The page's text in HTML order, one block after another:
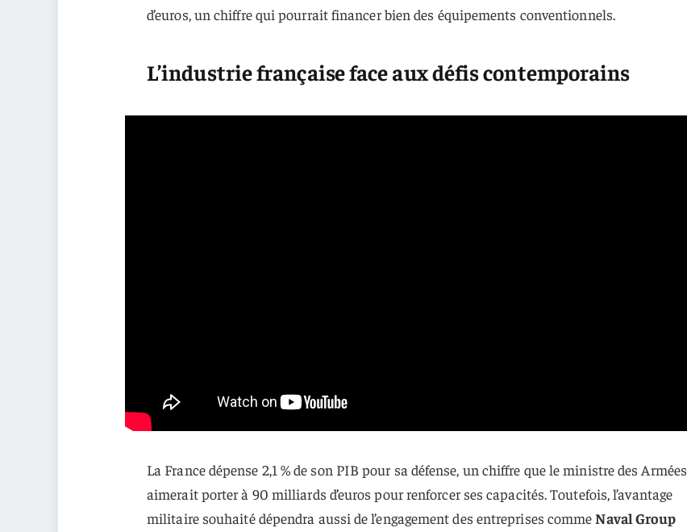
d’euros, un chiffre qui pourrait financer bien des équipements conventionnels.
L’industrie française face aux défis contemporains
La France dépense 2,1 % de son PIB pour sa défense, un chiffre que le ministre des Armées
aimerait porter à 90 milliards d’euros pour renforcer ses capacités. Toutefois, l’avantage
militaire souhaité dépendra aussi de l’engagement des entreprises comme Naval Group